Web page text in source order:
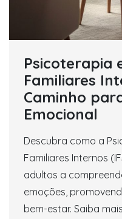
Psicoterapia
Familiares
Caminho
Emocional
Descubra como a
Familiares Internos
adultos a
emoções,
bem-estar. Saiba